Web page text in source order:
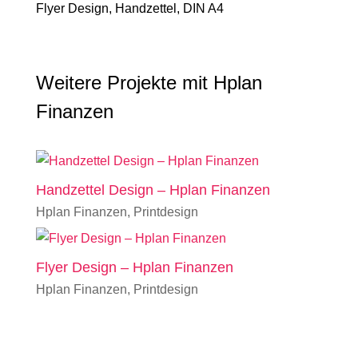
Flyer Design, Handzettel, DIN A4
Weitere Projekte mit Hplan
Finanzen
Handzettel Design – Hplan Finanzen
Hplan Finanzen, Printdesign
Flyer Design – Hplan Finanzen
Hplan Finanzen, Printdesign